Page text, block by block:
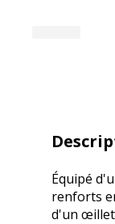
Équipé
renforts
d'un œillet